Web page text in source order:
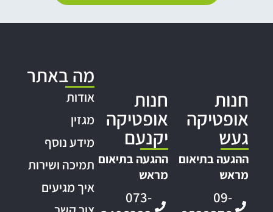
חנות
אופטיקה
געש
ההגעה בתיאום
מראש
09-
חנות
אופטיקה
יקנעם
ההגעה בתיאום
מראש
073-
מה באתר
אודות
מגזין
מידע נוסף
תמיכה ושירות
איך מגיעים